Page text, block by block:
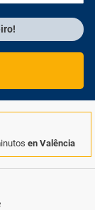
en Valência